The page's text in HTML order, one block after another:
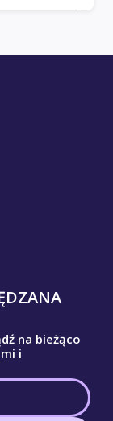
na bieżąco
i